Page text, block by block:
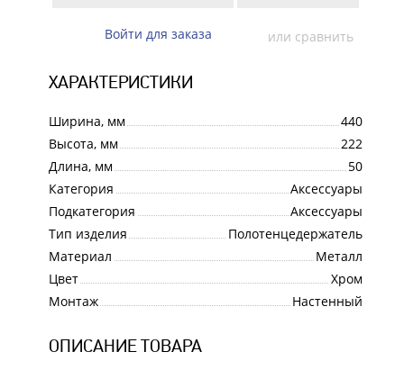
Войти для заказа или сравнить
ХАРАКТЕРИСТИКИ
Ширина, мм
440
Высота, мм
222
Длина, мм
50
Категория
Аксессуары
Подкатегория
Аксессуары
Тип изделия
Полотенцедержатель
Материал
Металл
Цвет
Хром
Монтаж
Настенный
ОПИСАНИЕ ТОВАРА